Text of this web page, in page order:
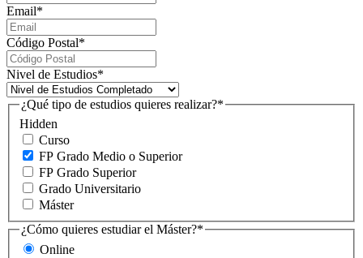
Email*
Código Postal*
Nivel de Estudios*
Hidden
¿Qué tipo de estudios quieres realizar?*
Curso
FP Grado Medio o Superior
FP Grado Superior
Grado Universitario
Máster
¿Cómo quieres estudiar el Máster?*
Online